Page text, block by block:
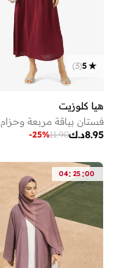
5
(
3
)
هيا كلوزيت
فستان بياقة مربعة وحزام
د.ك8.95
11.90
-25%
04: 25:00